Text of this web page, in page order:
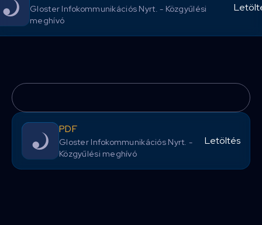
Gloster Infokommunikációs Nyrt. - Közgyűlési
meghívó
PDF
Gloster Infokommunikációs Nyrt. -
Közgyűlési meghívó
Letöltés